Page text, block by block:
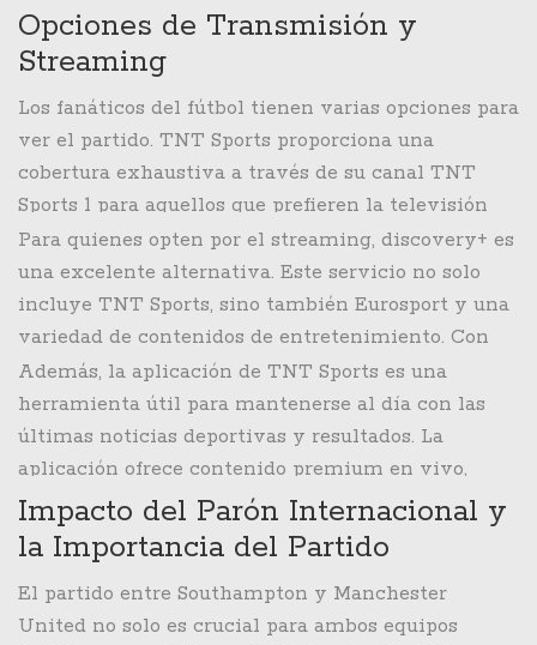
situación para mantener sus aspiraciones en la
liga.
posición incómoda, y el partido contra Manchester
United representa una oportunidad crucial para
cambiar su suerte. Los jugadores y el cuerpo
técnico están decididos a conseguir una victoria
frente a su afición y demostrar que pueden
competir a un alto nivel en la Premier League.
Opciones de Transmisión y
Streaming
Los fanáticos del fútbol tienen varias opciones para
ver el partido. TNT Sports proporciona una
cobertura exhaustiva a través de su canal TNT
Sports 1 para aquellos que prefieren la televisión
tradicional. Las opciones no terminan ahí, ya que
TNT Sports también está disponible en
plataformas de suscripción como BT Sport, Sky, EE
y Virgin Media.
Para quienes opten por el streaming, discovery+ es
una excelente alternativa. Este servicio no solo
incluye TNT Sports, sino también Eurosport y una
variedad de contenidos de entretenimiento. Con
una suscripción a discovery+, los aficionados
pueden ver el partido en cualquier dispositivo con
acceso a internet, garantizando que no se pierdan
ni un solo segundo de la acción.
Además, la aplicación de TNT Sports es una
herramienta útil para mantenerse al día con las
últimas noticias deportivas y resultados. La
aplicación ofrece contenido premium en vivo,
accesible a través de discovery+, permitiendo a los
usuarios acceder a una amplia gama de eventos
deportivos y análisis en profundidad.
Impacto del Parón Internacional y
la Importancia del Partido
El partido entre Southampton y Manchester
United no solo es crucial para ambos equipos